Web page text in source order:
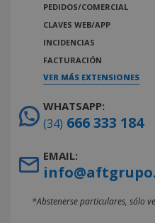
PEDIDOS/COMERCIAL
CLAVES WEB/APP
INCIDENCIAS
FACTURACIÓN
VER MÁS EXTENSIONES
WHATSAPP:
(34) 666 333 184
EMAIL:
*Abstenerse particulares, sólo